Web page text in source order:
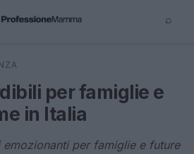
⌕
per famiglie e
in Italia
per famiglie e future